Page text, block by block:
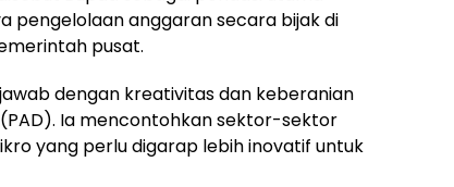
pengelolaan anggaran secara bijak di
pusat.
dengan kreativitas dan keberanian
Ia mencontohkan sektor-sektor
yang perlu digarap lebih inovatif untuk